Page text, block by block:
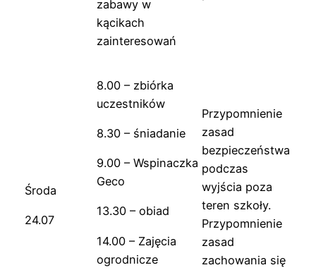
zabawy w
kącikach
zainteresowań
Środa
24.07
8.00 – zbiórka
uczestników
8.30 – śniadanie
9.00 – Wspinaczka
Geco
13.30 – obiad
14.00 – Zajęcia
ogrodnicze
Przypomnienie
zasad
bezpieczeństwa
podczas
wyjścia poza
teren szkoły.
Przypomnienie
zasad
zachowania się